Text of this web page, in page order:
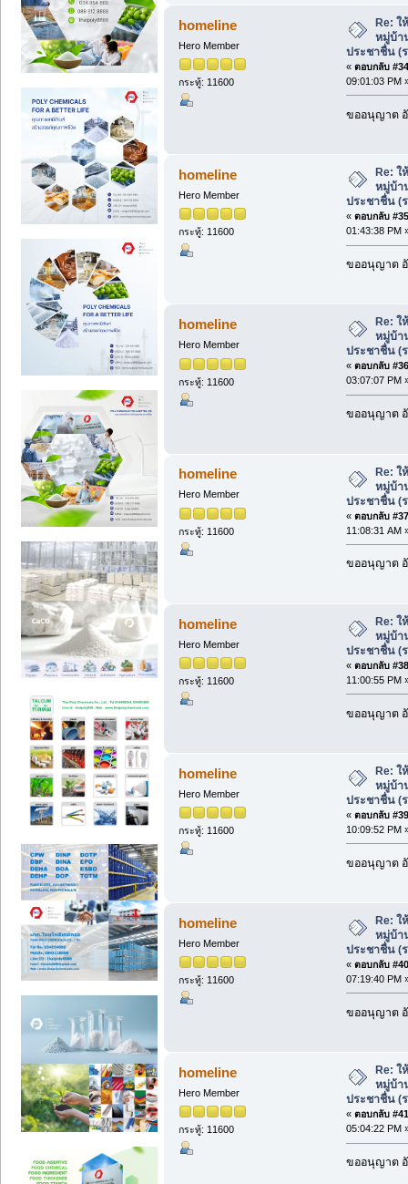
homeline
Hero Member
กระทู้: 11600
Re: ใ
หมู่บ้า
ประชาชื่น (
« ตอบกลับ
09:01:03 PM
ขออนุญาต
homeline
Hero Member
กระทู้: 11600
Re: ใ
หมู่บ้า
ประชาชื่น (
« ตอบกลับ
01:43:38 PM
ขออนุญาต
homeline
Hero Member
กระทู้: 11600
Re: ใ
หมู่บ้า
ประชาชื่น (
« ตอบกลับ
03:07:07 PM
ขออนุญาต
homeline
Hero Member
กระทู้: 11600
Re: ใ
หมู่บ้า
ประชาชื่น (
« ตอบกลับ
11:08:31 AM
ขออนุญาต
homeline
Hero Member
กระทู้: 11600
Re: ใ
หมู่บ้า
ประชาชื่น (
« ตอบกลับ
11:00:55 PM
ขออนุญาต
homeline
Hero Member
กระทู้: 11600
Re: ใ
หมู่บ้า
ประชาชื่น (
« ตอบกลับ
10:09:52 PM
ขออนุญาต
homeline
Hero Member
กระทู้: 11600
Re: ใ
หมู่บ้า
ประชาชื่น (
« ตอบกลับ
07:19:40 PM
ขออนุญาต
homeline
Hero Member
กระทู้: 11600
Re: ใ
หมู่บ้า
ประชาชื่น (
« ตอบกลับ
05:04:22 PM
ขออนุญาต